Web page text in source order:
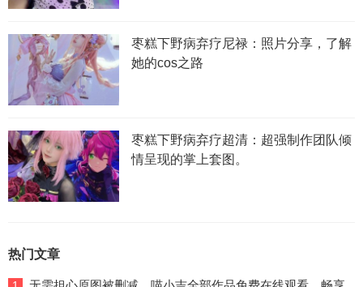
枣糕下野病弃疗尼禄：照片分享，了解
她的cos之路
枣糕下野病弃疗超清：超强制作团队倾
情呈现的掌上套图。
热门文章